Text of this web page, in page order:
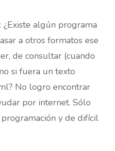
algún programa
a otros formatos ese
de consultar (cuando
si fuera un texto
No logro encontrar
por internet. Sólo
y de difícil